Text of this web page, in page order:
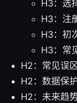
H3：选
H3：注
H3：初
H3：常
H2：常见误
H2：数据保
H2：未来趋